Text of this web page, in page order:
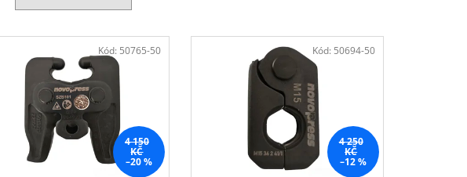
4 150
KČ
–20 %
Kód: 50765-50
4 250
KČ
–12 %
Kód: 50694-50